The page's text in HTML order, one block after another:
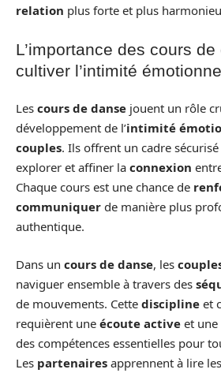
relation plus forte et plus
L’importance des cours
cultiver l’intimité
Les cours de danse jouent un rôle
développement de l’intimité
couples. Ils offrent un cadre
explorer et affiner la connexion
Chaque cours est une chance de
communiquer de manière plus
authentique.
Dans un cours de danse, les
naviguer ensemble à travers des
de mouvements. Cette discipline et
requièrent une écoute active et une
des compétences essentielles pour
Les partenaires apprennent à lire